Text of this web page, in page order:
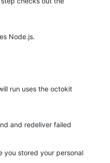
Node.js.
run uses the octokit
and redeliver failed
you stored your personal